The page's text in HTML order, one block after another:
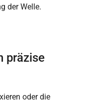
der Welle.
präzise
oder die